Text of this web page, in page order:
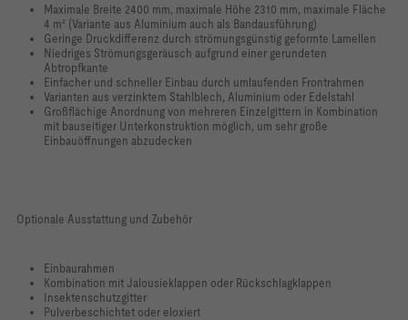
Maximale Breite 2400 mm, maximale Höhe 2310 mm, maximale Fläche
4 m² (Variante aus Aluminium auch als Bandausführung)
Geringe Druckdifferenz durch strömungsgünstig geformte Lamellen
Niedriges Strömungsgeräusch aufgrund einer gerundeten
Abtropfkante
Einfacher und schneller Einbau durch umlaufenden Frontrahmen
Varianten aus verzinktem Stahlblech, Aluminium oder Edelstahl
Großflächige Anordnung von mehreren Einzelgittern in Kombination
mit bauseitiger Unterkonstruktion möglich, um sehr große
Einbauöffnungen abzudecken
Optionale Ausstattung und Zubehör
Einbaurahmen
Kombination mit Jalousieklappen oder Rückschlagklappen
Insektenschutzgitter
Pulverbeschichtet oder eloxiert